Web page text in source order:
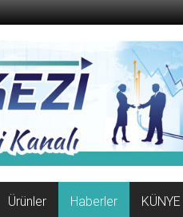
Ürünler Haberler KÜNYE